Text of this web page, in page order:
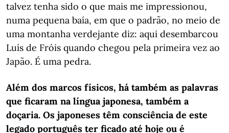
talvez tenha sido o que mais me impressionou,
numa pequena baía, em que o padrão, no meio de
uma montanha verdejante diz: aqui desembarcou
Luís de Fróis quando chegou pela primeira vez ao
Japão. É uma pedra.
Além dos marcos físicos, há também as palavras
que ficaram na língua japonesa, também a
doçaria. Os japoneses têm consciência de este
legado português ter ficado até hoje ou é